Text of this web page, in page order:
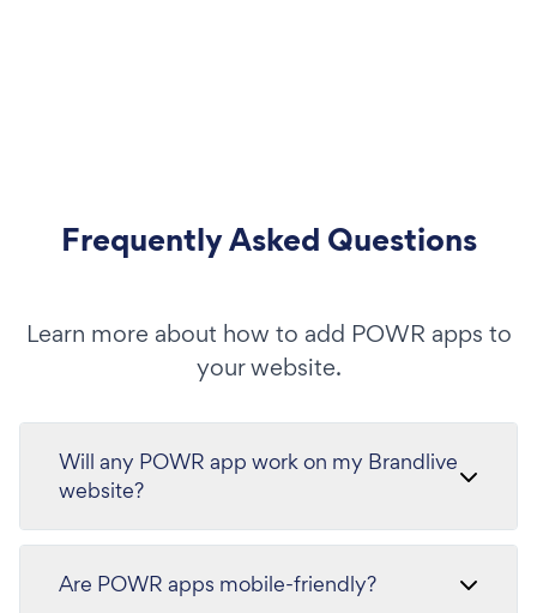
Frequently Asked Questions
Learn more about how to add POWR apps to
your website.
Will any POWR app work on my Brandlive
website?
Are POWR apps mobile-friendly?